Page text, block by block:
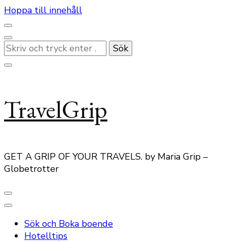
Hoppa till innehåll
Letar
du
efter
TravelGrip
GET A GRIP OF YOUR TRAVELS. by Maria Grip –
Globetrotter
Sök och Boka boende
Hotelltips